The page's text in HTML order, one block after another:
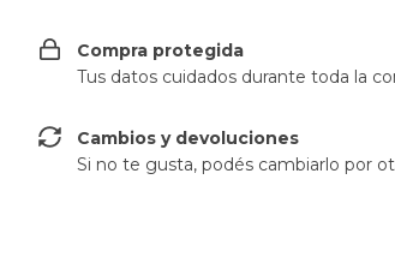
Compra protegida
Tus datos cuidados durante toda la
Cambios y devoluciones
Si no te gusta, podés cambiarlo por